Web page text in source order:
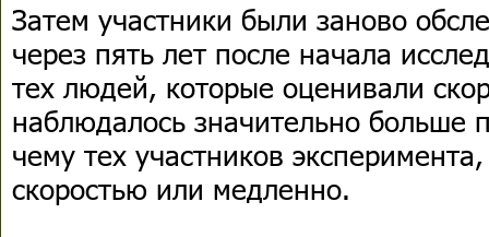
Затем участники были заново
через пять лет после начала
тех людей, которые оценивали
наблюдалось значительно больше
чему тех участников
скоростью или медленно.